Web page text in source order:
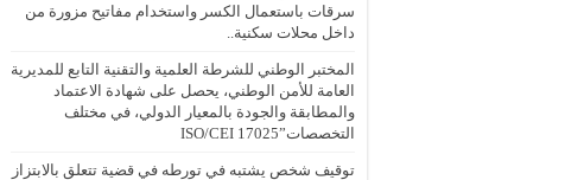
سرقات باستعمال الكسر واستخدام مفاتيح مزورة من
داخل محلات سكنية..
المختبر الوطني للشرطة العلمية والتقنية التابع للمديرية
العامة للأمن الوطني، يحصل على شهادة الاعتماد
والمطابقة والجودة بالمعيار الدولي، في مختلف
التخصصات”ISO/CEI 17025
توقيف شخص يشتبه في تورطه في قضية تتعلق بالابتزاز